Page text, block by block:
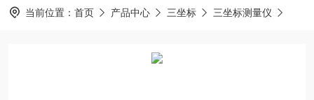
当前位置： 首页 产品中心 三坐标 三坐标测量仪